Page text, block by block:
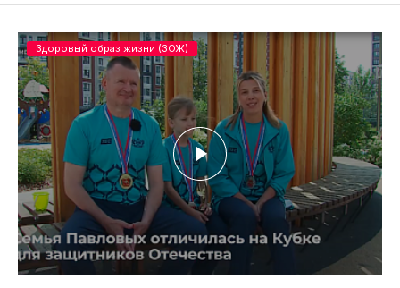
Здоровый образ жизни (ЗОЖ)